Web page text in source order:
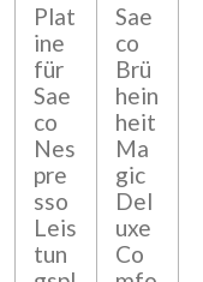
Plat
ine
für
Sae
co
Nes
pre
sso
Leis
tun
Sae
co
Brü
hein
heit
Ma
gic
Del
uxe
Co